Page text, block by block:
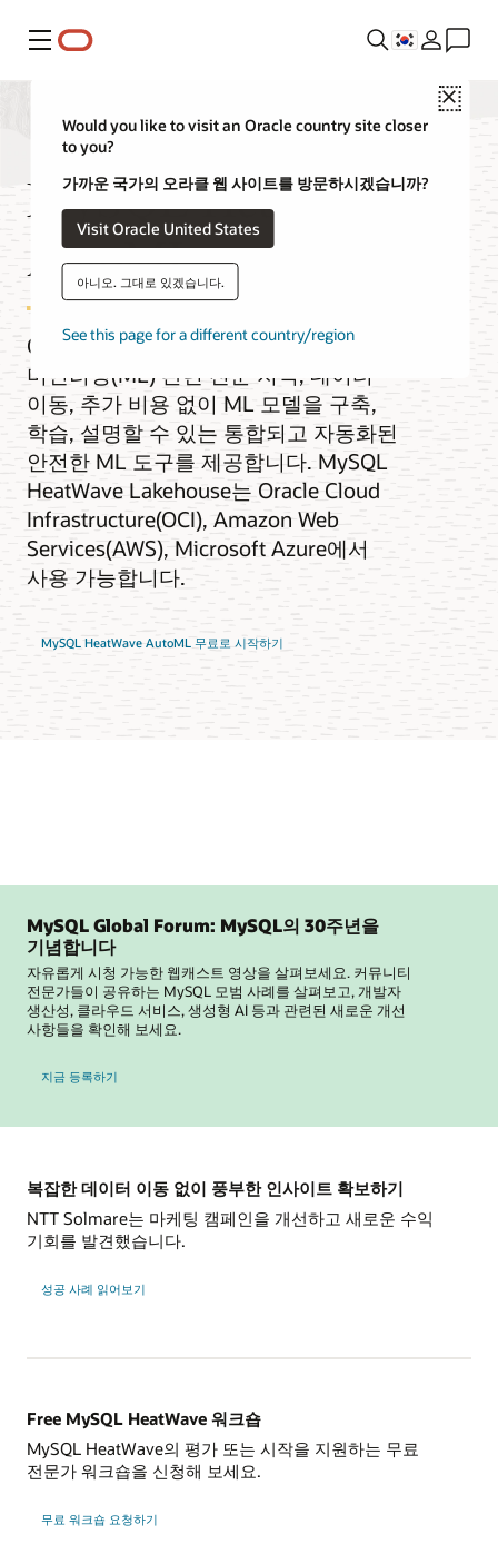
메뉴
Close
Would you like to visit an Oracle country site closer
to you?
가까운 국가의 오라클 웹 사이트를 방문하시겠습니까?
Visit Oracle United States
아니오. 그대로 있겠습니다.
See this page for a different country/region
MySQL HeatWave
AutoML
Oracle MySQL HeatWave AutoML은
머신러닝(ML) 관련 전문 지식, 데이터
이동, 추가 비용 없이 ML 모델을 구축,
학습, 설명할 수 있는 통합되고 자동화된
안전한 ML 도구를 제공합니다. MySQL
HeatWave Lakehouse는 Oracle Cloud
Infrastructure(OCI), Amazon Web
Services(AWS), Microsoft Azure에서
사용 가능합니다.
MySQL HeatWave AutoML 무료로 시작하기
MySQL Global Forum: MySQL의 30주년을
기념합니다
자유롭게 시청 가능한 웹캐스트 영상을 살펴보세요. 커뮤니티
전문가들이 공유하는 MySQL 모범 사례를 살펴보고, 개발자
생산성, 클라우드 서비스, 생성형 AI 등과 관련된 새로운 개선
사항들을 확인해 보세요.
지금 등록하기
복잡한 데이터 이동 없이 풍부한 인사이트 확보하기
NTT Solmare는 마케팅 캠페인을 개선하고 새로운 수익
기회를 발견했습니다.
성공 사례 읽어보기
Solmare
Free MySQL HeatWave 워크숍
MySQL HeatWave의 평가 또는 시작을 지원하는 무료
전문가 워크숍을 신청해 보세요.
무료 워크숍 요청하기